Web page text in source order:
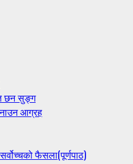
छन सुङ्ग
आग्रह
फैसला(पूर्णपाठ)